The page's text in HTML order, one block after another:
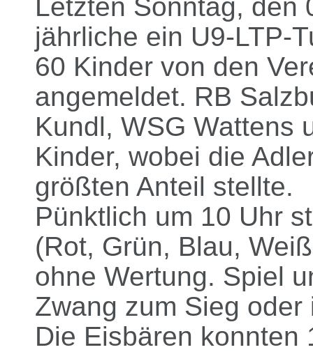
Letzten Sonntag, den
jährliche ein U9-LTP-
60 Kinder von den
angemeldet. RB
Kundl, WSG Wattens
Kinder, wobei die
größten Anteil stellte.
Pünktlich um 10 Uhr
(Rot, Grün, Blau,
ohne Wertung. Spiel
Zwang zum Sieg
Die Eisbären konnten